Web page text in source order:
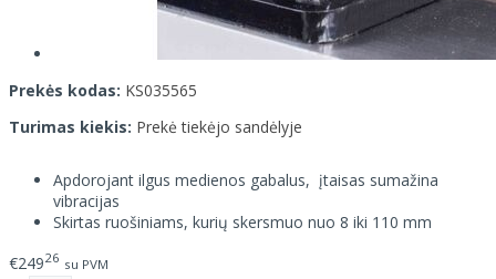
Prekės kodas: KS035565
Turimas kiekis: Prekė tiekėjo sandėlyje
Apdorojant ilgus medienos gabalus, įtaisas sumažina
vibracijas
Skirtas ruošiniams, kurių skersmuo nuo 8 iki 110 mm
€24926 su PVM